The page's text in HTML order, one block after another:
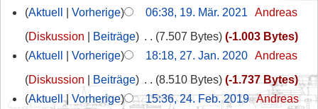
Aktuell
Vorherige 06:38, 19. Mär. 2021
Andreas
Diskussion
Beiträge 7.507 Bytes
-1.003 Bytes
Aktuell
Vorherige 18:18, 27. Jan. 2020‎ Andreas
Diskussion
Beiträge 8.510 Bytes
-1.737 Bytes
Aktuell
Vorherige 15:36, 24. Feb. 2019‎ Andreas